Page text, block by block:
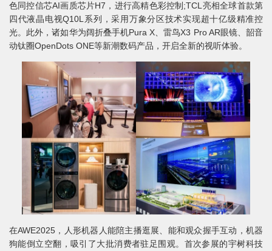
色同控信芯AI画质芯片H7，进行高精色彩控制;TCL亮相全球首款第
四代液晶电视Q10L系列，采用万象分区技术实现超十亿级精准控
光。此外，诸如华为阔折叠手机Pura X、雷鸟X3 Pro AR眼镜、韶音
动钛圈OpenDots ONE等新潮数码产品，开启全新的视听体验。
在AWE2025，人形机器人能陪主播逛展、能和观众握手互动，机器
狗能倒立空翻，吸引了大批消费者驻足围观。首次参展的宇树科技